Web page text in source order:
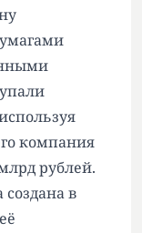
компания
рублей.
в